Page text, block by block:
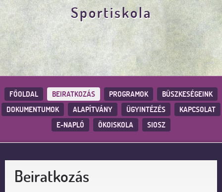
Sportiskola
FŐOLDAL BEIRATKOZÁS PROGRAMOK
BÜSZKESÉGEINK
DOKUMENTUMOK
ALAPÍTVÁNY ÜGYINTÉZÉS
KAPCSOLAT
E-NAPLÓ
ÖKOISKOLA SIOSZ
Beiratkozás